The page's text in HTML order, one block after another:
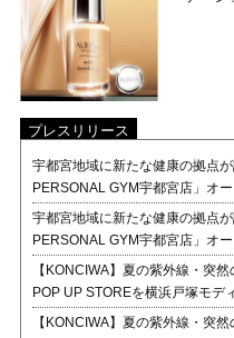
プレスリリース
宇都宮地域に新たな健康の拠点
PERSONAL GYM宇都宮店」オ
宇都宮地域に新たな健康の拠点
PERSONAL GYM宇都宮店」オ
【KONCIWA】夏の紫外線・突
POP UP STOREを横浜戸塚モデ
【KONCIWA】夏の紫外線・突